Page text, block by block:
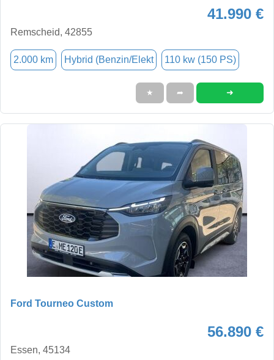
41.990 €
Remscheid, 42855
2.000 km Hybrid (Benzin/Elekt 110 kw (150 PS)
★ ➦ ➜
Ford Tourneo Custom
56.890 €
Essen, 45134